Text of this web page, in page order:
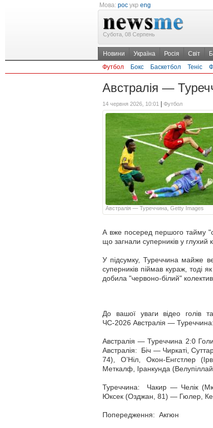
Мова: рос укр eng
Субота, 08 Серпень
Новини Україна Росія Світ
Футбол
Бокс Баскетбол Теніс
Австралія —
14 червня 2026, 10:01 Футбол
Австралія — Туреччина, Getty Images
А вже посеред першого тайму
що загнали суперників у глухий
У підсумку, Туреччина майже
суперників піймав кураж, тоді
добила "червоно-білий"
До вашої уваги відео голів
ЧС-2026 Австралія — Туреччина:
Австралія — Туреччина 2:0
Австралія: Біч — Чиркаті,
74), О’Ніл, Окон-Енгстлер
Меткалф, Іранкунда
Туреччина: Чакир — Челік
Юксек (Озджан, 81) — Гюлер,
Попередження: Акгюн